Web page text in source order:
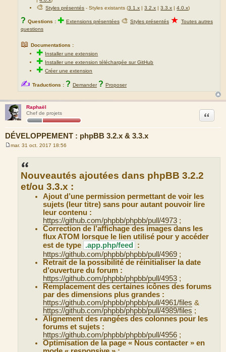
🎨Styles présentés - Styles existants (3.1.x |3.2.x |3.3.x |4.0.x)
? Questions : ✚ Extensions présentées 🎨 Styles présentés ★ Toutes autres
questions
📖 Documentations :
✚ Installer une extension
✚ Installer une extension téléchargée sur GitHub
✚Créer une extension
✍ Traductions : ? Demander ? Proposer
Raphaël
Chef de projets
DÉVELOPPEMENT : phpBB 3.2.x & 3.3.x
Citation
mar. 31 oct. 2017 18:56
Nouveautés ajoutées dans phpBB 3.2.2
et/ou 3.3.x :
Ajout d’une permission permettant de voir les
sujets (leur titre) sans pour autant pouvoir lire
leur contenu :
https://github.com/phpbb/phpbb/pull/4973 ;
Correction de l’affichage des images dans les
flux ATOM lorsque le lien utilisé pour y accéder
est de type .app.php/feed
:
https://github.com/phpbb/phpbb/pull/4969 ;
Retrait de la possibilité de réinitialiser la date
d’ouverture du forum :
https://github.com/phpbb/phpbb/pull/4953 ;
Remplacement des certaines icônes des forums
par des dimensions plus grandes :
https://github.com/phpbb/phpbb/pull/4961/files &
https://github.com/phpbb/phpbb/pull/4989/files ;
Alignement des rangées des colonnes pour les
forums et sujets :
https://github.com/phpbb/phpbb/pull/4956 ;
Optimisation de la page « Nous contacter » en